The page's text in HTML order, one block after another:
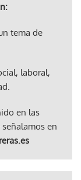
tema de
laboral,
en las
en